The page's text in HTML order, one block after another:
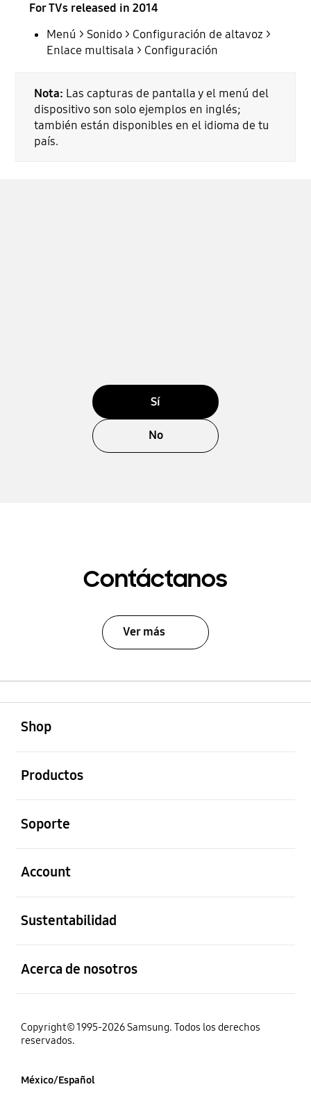
For TVs released in 2014
Menú > Sonido > Configuración de altavoz >
Enlace multisala > Configuración
Nota: Las capturas de pantalla y el menú del
dispositivo son solo ejemplos en inglés;
también están disponibles en el idioma de tu
país.
Sí
No
Contáctanos
Ver más
Shop
Productos
Soporte
Account
Sustentabilidad
Acerca de nosotros
Copyright© 1995-2026 Samsung. Todos los derechos
reservados.
México/Español